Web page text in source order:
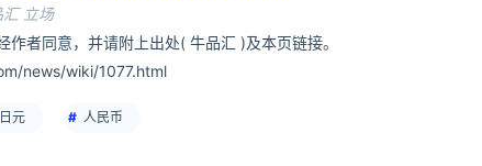
立场
作者同意，并请附上出处( 牛品汇 )及本页链接。
news/wiki/1077.html
日元 人民币